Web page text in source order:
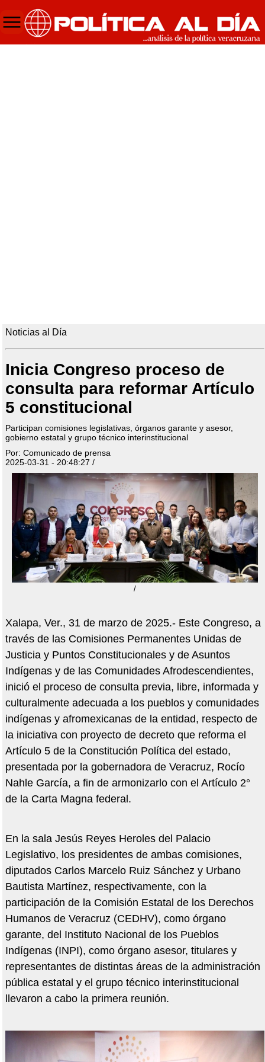
Noticias al Día
Inicia Congreso proceso de
consulta para reformar Artículo
5 constitucional
Participan comisiones legislativas, órganos garante y asesor,
gobierno estatal y grupo técnico interinstitucional
Por: Comunicado de prensa
2025-03-31 - 20:48:27 /
/
Xalapa, Ver., 31 de marzo de 2025.- Este Congreso, a
través de las Comisiones Permanentes Unidas de
Justicia y Puntos Constitucionales y de Asuntos
Indígenas y de las Comunidades Afrodescendientes,
inició el proceso de consulta previa, libre, informada y
culturalmente adecuada a los pueblos y comunidades
indígenas y afromexicanas de la entidad, respecto de
la iniciativa con proyecto de decreto que reforma el
Artículo 5 de la Constitución Política del estado,
presentada por la gobernadora de Veracruz, Rocío
Nahle García, a fin de armonizarlo con el Artículo 2°
de la Carta Magna federal.
En la sala Jesús Reyes Heroles del Palacio
Legislativo, los presidentes de ambas comisiones,
diputados Carlos Marcelo Ruiz Sánchez y Urbano
Bautista Martínez, respectivamente, con la
participación de la Comisión Estatal de los Derechos
Humanos de Veracruz (CEDHV), como órgano
garante, del Instituto Nacional de los Pueblos
Indígenas (INPI), como órgano asesor, titulares y
representantes de distintas áreas de la administración
pública estatal y el grupo técnico interinstitucional
llevaron a cabo la primera reunión.